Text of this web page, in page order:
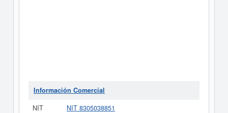
Información Comercial
NIT
NIT 8305038851